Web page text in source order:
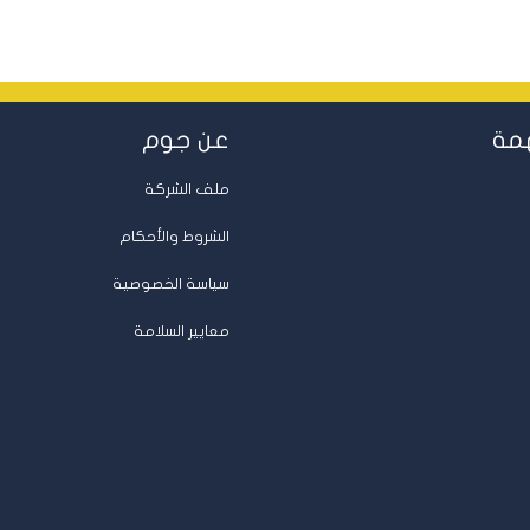
عن جوم
ملف الشركة
الشروط والأحكام
سياسة الخصوصية
معايير السلامة